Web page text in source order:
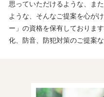
思っていただけるような、ま
ような、そんなご提案を心が
ー」の資格を保有しておりま
化、防音、防犯対策のご提案